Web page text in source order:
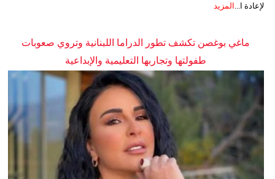
لإعادة ا...
المزيد
ماغي بوغصن تكشف تطور الدراما اللبنانية وتروي صعوبات
طفولتها وتجاربها التعليمية والإبداعية